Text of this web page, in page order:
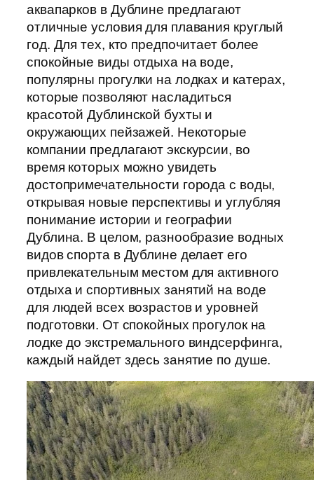
аквапарков в Дублине предлагают
отличные условия для плавания круглый
год. Для тех, кто предпочитает более
спокойные виды отдыха на воде,
популярны прогулки на лодках и катерах,
которые позволяют насладиться
красотой Дублинской бухты и
окружающих пейзажей. Некоторые
компании предлагают экскурсии, во
время которых можно увидеть
достопримечательности города с воды,
открывая новые перспективы и углубляя
понимание истории и географии
Дублина. В целом, разнообразие водных
видов спорта в Дублине делает его
привлекательным местом для активного
отдыха и спортивных занятий на воде
для людей всех возрастов и уровней
подготовки. От спокойных прогулок на
лодке до экстремального виндсерфинга,
каждый найдет здесь занятие по душе.